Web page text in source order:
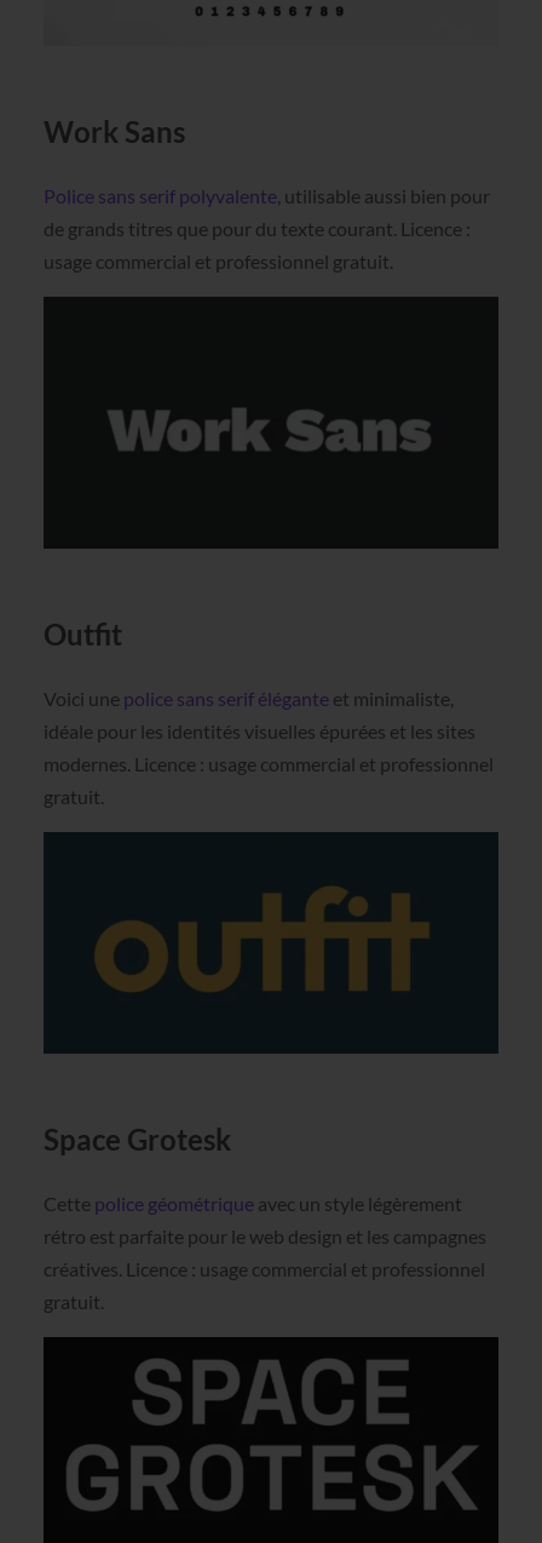
Work Sans
Police sans serif polyvalente, utilisable aussi bien pour
de grands titres que pour du texte courant. Licence :
usage commercial et professionnel gratuit.
Outfit
Voici une police sans serif éléganteet minimaliste,
idéale pour les identités visuelles épurées et les sites
modernes. Licence : usage commercial et professionnel
gratuit.
Space Grotesk
Cette police géométriqueavec un style légèrement
rétro est parfaite pour le web design et les campagnes
créatives. Licence : usage commercial et professionnel
gratuit.